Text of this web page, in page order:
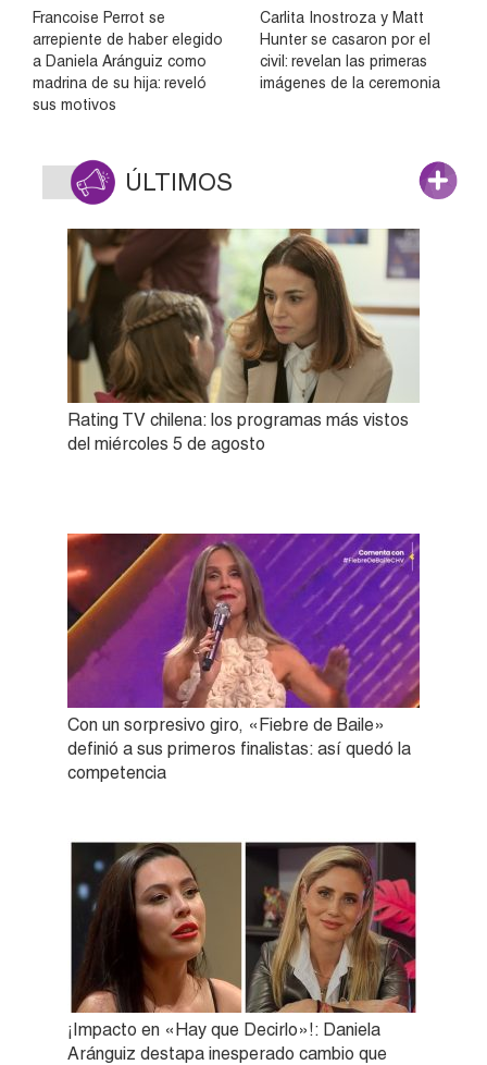
Francoise Perrot se
arrepiente de haber elegido
a Daniela Aránguiz como
madrina de su hija: reveló
sus motivos
Carlita Inostroza y Matt
Hunter se casaron por el
civil: revelan las primeras
imágenes de la ceremonia
ÚLTIMOS
Rating TV chilena: los programas más vistos
del miércoles 5 de agosto
Con un sorpresivo giro, «Fiebre de Baile»
definió a sus primeros finalistas: así quedó la
competencia
¡Impacto en «Hay que Decirlo»!: Daniela
Aránguiz destapa inesperado cambio que